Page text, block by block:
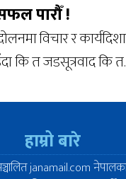
पारौँ !
विचार र
कि त जडसूत्रवाद कि
हाम्रो बारे
सञ्चालित janamail.com